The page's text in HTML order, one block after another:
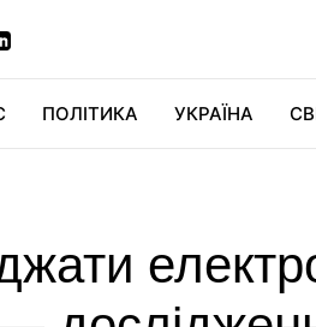
ПОЛІТИКА УКРАЇНА